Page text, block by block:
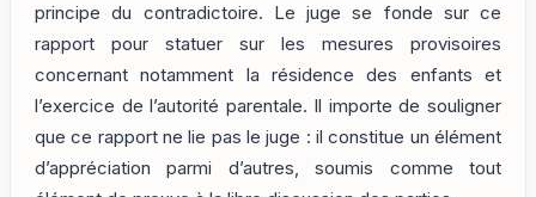
principe du contradictoire. Le juge se fonde sur ce
rapport pour statuer sur les mesures provisoires
concernant notamment la résidence des enfants et
l’exercice de l’autorité parentale. Il importe de souligner
que ce rapport ne lie pas le juge : il constitue un élément
d’appréciation parmi d’autres, soumis comme tout